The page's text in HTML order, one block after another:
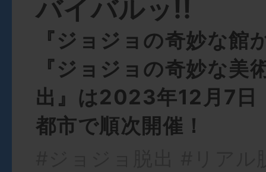
バイバルッ!!
『ジョジョの奇妙な館
『ジョジョの奇妙な美
出』は2023年12月7日
都市で順次開催！